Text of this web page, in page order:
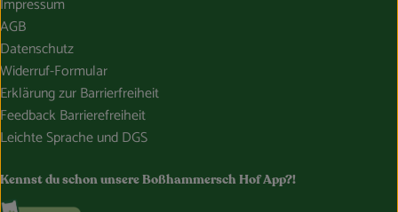
Impressum
AGB
Datenschutz
Widerruf-Formular
Erklärung zur Barrierfreiheit
Feedback Barrierefreiheit
Leichte Sprache und DGS
Kennst du schon unsere Boßhammersch Hof App?!